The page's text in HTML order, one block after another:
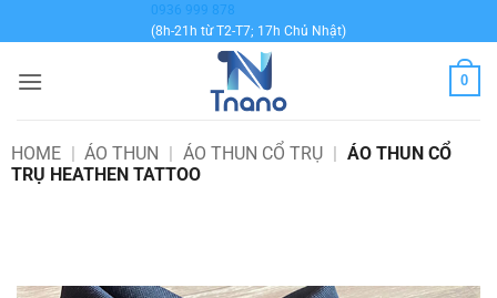
qua
dung
0936 999 878
(8h-21h từ T2-T7; 17h Chủ Nhật)
0
HOME | ÁO THUN | ÁO THUN CỔ TRỤ | ÁO THUN CỔ
TRỤ HEATHEN TATTOO